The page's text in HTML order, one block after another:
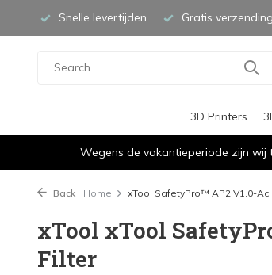
Snelle levertijden Gratis
3D Printers
Wegens de vakantieperiode zijn wij
Back Home xTool SafetyPro™ AP2 V1.0-
xTool xTool
Filter